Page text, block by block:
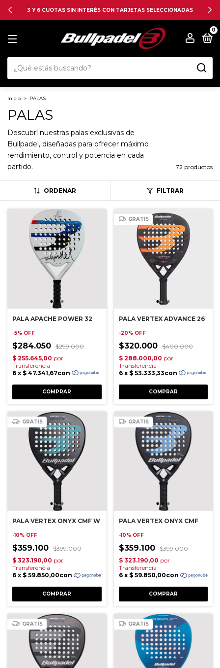
3 Y 6 CUOTAS SIN INTERÉS CON TARJETAS SELECCIONADAS
0
Inicio > PALAS
PALAS
Descubrí nuestras palas exclusivas de
Bullpadel, diseñadas para ofrecer máximo
rendimiento, control y potencia en cada
partido.
72 productos
ORDENAR FILTRAR
PALA APACHE POWER 32
-5% OFF
$284.050 $299.000
GRATIS
PALA VERTEX ADVANCE 26
-20% OFF
$320.000 $400.000
GRATIS
PALA VERTEX ONYX CMF W
-10% OFF
$359.100 $399.000
GRATIS
PALA VERTEX ONYX CMF
-10% OFF
$359.100 $399.000
GRATIS GRATIS